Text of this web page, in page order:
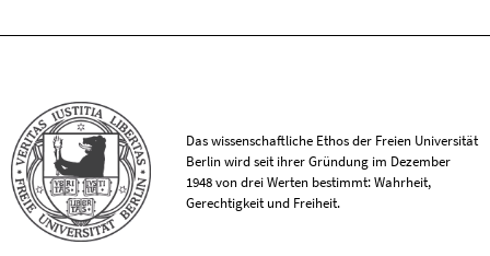
Das wissenschaftliche Ethos der Freien Universität
Berlin wird seit ihrer Gründung im Dezember
1948 von drei Werten bestimmt: Wahrheit,
Gerechtigkeit und Freiheit.